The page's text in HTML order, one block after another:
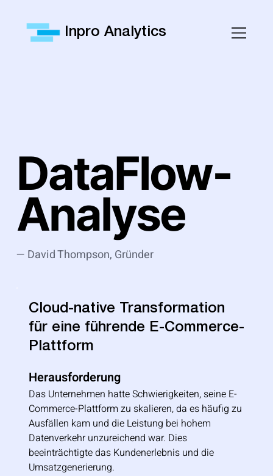
Inpro Analytics
DataFlow-
Analyse
— David Thompson, Gründer
Cloud-native Transformation
für eine führende E-Commerce-
Plattform
Herausforderung
Das Unternehmen hatte Schwierigkeiten, seine E-
Commerce-Plattform zu skalieren, da es häufig zu
Ausfällen kam und die Leistung bei hohem
Datenverkehr unzureichend war. Dies
beeinträchtigte das Kundenerlebnis und die
Umsatzgenerierung.